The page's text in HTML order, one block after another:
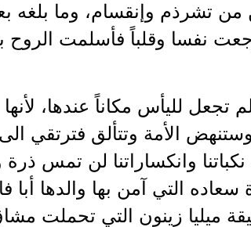
من تشرذم وإنقسام، وما
نفسا وقلباً فأسلمت
تجعل لليأس مكاناً عندها،
الأمة وتتألق فترتقي
وانكساراتنا لن تمس ذرة
سعاده التي آمن بها والدها
ميليا زينون التي تحملت